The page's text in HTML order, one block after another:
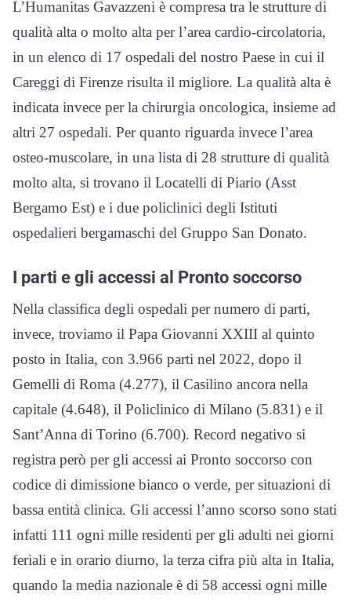
L’Humanitas Gavazzeni è compresa tra le strutture di
qualità alta o molto alta per l’area cardio-circolatoria,
in un elenco di 17 ospedali del nostro Paese in cui il
Careggi di Firenze risulta il migliore. La qualità alta è
indicata invece per la chirurgia oncologica, insieme ad
altri 27 ospedali. Per quanto riguarda invece l’area
osteo-muscolare, in una lista di 28 strutture di qualità
molto alta, si trovano il Locatelli di Piario (Asst
Bergamo Est) e i due policlinici degli Istituti
ospedalieri bergamaschi del Gruppo San Donato.
I parti e gli accessi al Pronto soccorso
Nella classifica degli ospedali per numero di parti,
invece, troviamo il Papa Giovanni XXIII al quinto
posto in Italia, con 3.966 parti nel 2022, dopo il
Gemelli di Roma (4.277), il Casilino ancora nella
capitale (4.648), il Policlinico di Milano (5.831) e il
Sant’Anna di Torino (6.700). Record negativo si
registra però per gli accessi ai Pronto soccorso con
codice di dimissione bianco o verde, per situazioni di
bassa entità clinica. Gli accessi l’anno scorso sono stati
infatti 111 ogni mille residenti per gli adulti nei giorni
feriali e in orario diurno, la terza cifra più alta in Italia,
quando la media nazionale è di 58 accessi ogni mille